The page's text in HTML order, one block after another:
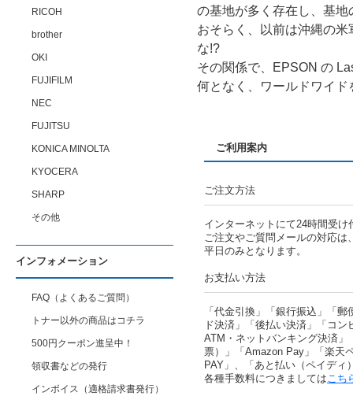
の基地が多く存在し、基
おそらく、以前は沖縄の
な!?
その関係で、EPSON の
何となく、ワールドワイ
ご利用案内
ご注文方法
インターネットにて24時間受け
ご注文やご質問メールの対応は
平日のみとなります。
お支払い方法
「代金引換」「銀行振込」「
ド決済」「後払い決済」「コ
ATM・ネットバンキング決済」
票）」「Amazon Pay」「楽天
PAY」、「あと払い（ペイディ
各種手数料につきましてはこち
RICOH
brother
OKI
FUJIFILM
NEC
FUJITSU
KONICA MINOLTA
KYOCERA
SHARP
その他
インフォメーション
FAQ（よくあるご質問）
トナー以外の商品はコチラ
500円クーポン進呈中！
領収書などの発行
インボイス（適格請求書発行）